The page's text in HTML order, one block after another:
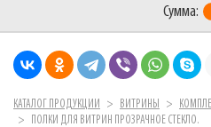
Сумма:
КАТАЛОГ ПРОДУКЦИИ ВИТРИНЫ
ПОЛКИ ДЛЯ ВИТРИН ПРОЗРАЧНОЕ СТЕКЛО.